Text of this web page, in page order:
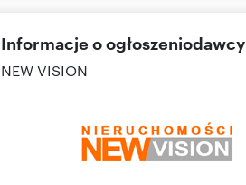
Informacje o ogłoszeniodawcy
NEW VISION